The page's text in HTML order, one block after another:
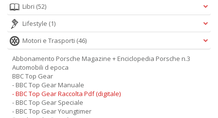
Libri (52)
Lifestyle (1)
Motori e Trasporti (46)
Abbonamento Porsche Magazine + Enciclopedia Porsche n.3
Automobili d epoca
BBC Top Gear
- BBC Top Gear Manuale
- BBC Top Gear Raccolta Pdf (digitale)
- BBC Top Gear Speciale
- BBC Top Gear Youngtimer